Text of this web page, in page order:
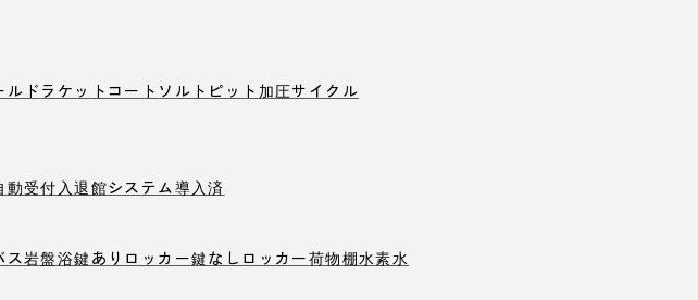
ルド ラケットコート ソルトピット 加圧サイクル
動受付 入退館システム導入済
ス岩盤浴鍵ありロッカー鍵なしロッカー荷物棚水素水